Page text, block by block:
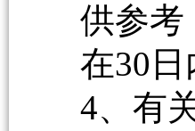
供参考
在30日
4、有